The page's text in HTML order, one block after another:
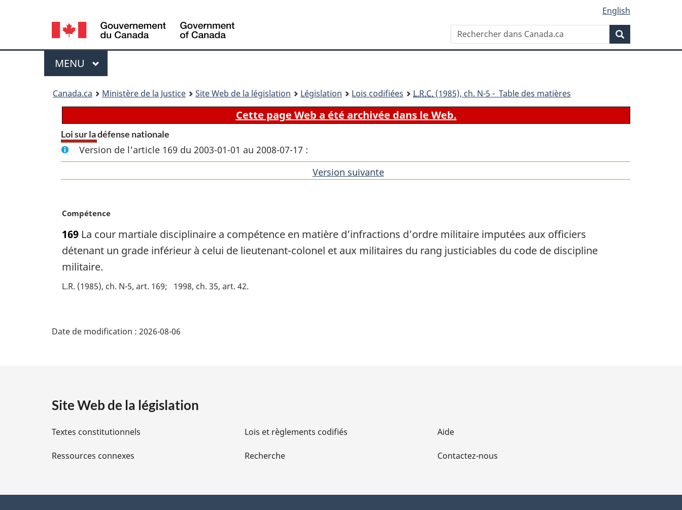
principal
À
site
version
Language
selection
English
Rechercher
dans
Canada.ca
Menu
MENU PRINCIPAL
Canada.ca Ministère de la Justice Site Web de la législation Législation Lois codifiées L.R.C. (1985), ch. N-5 - Table des matières
Cette page Web a été archivée dans le Web.
Loi sur la défense nationale
Version de l'article 169 du 2003-01-01 au 2008-07-17 :
Version suivantede
N
t
e
a
r
a
Compétence
169 La cour martiale disciplinaire a compétence en matière d’infractions d’ordre militaire imputées aux officiers
détenant un grade inférieur à celui de lieutenant-colonel et aux militaires du rang justiciables du code de discipline
militaire.
L.R. (1985), ch. N-5, art. 169 1998, ch. 35, art. 42
i
l
s
Date de modification : 2026-08-06
Site Web de la législation
Textes constitutionnels
Ressources connexes
Lois et règlements codifiés
Recherche
Aide
Contactez-nous